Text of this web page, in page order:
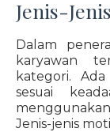
Jenis-
Dalam
karyawan
kategori.
sesuai
Jenis-jenis